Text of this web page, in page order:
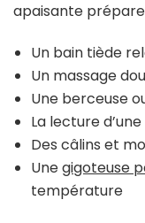
apaisante
Un bain tiède
Un massage
Une berceuse
La lecture
Des câlins et
Unegigoteuse
température